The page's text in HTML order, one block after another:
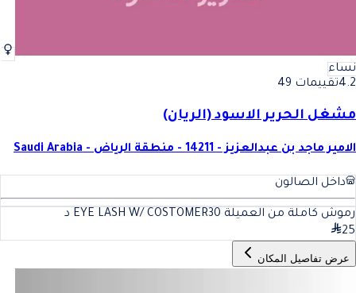
نساء
4.2تقييمات 49
مشغل الحرير الاسود (الريان)
الامير ماجد بن عبدالعزيز - 14211 - منطقة الرياض - Saudi Arabia
داخل الصالون
رموش كاملة من العميلة EYE LASH W/ COSTOMER 30
د
25
عرض تفاصيل المكان